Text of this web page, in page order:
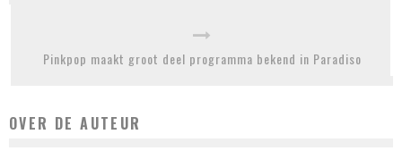
Pinkpop maakt groot deel programma bekend in Paradiso
OVER DE AUTEUR